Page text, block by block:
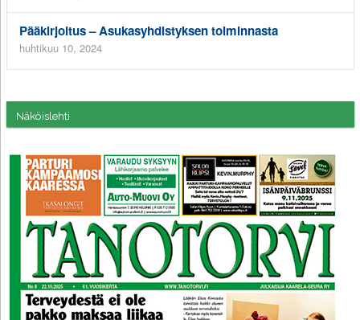
Pääkirjoitus – Asukasyhdistyksen toiminnasta
huhtikuu 10, 2024
Näköislehti